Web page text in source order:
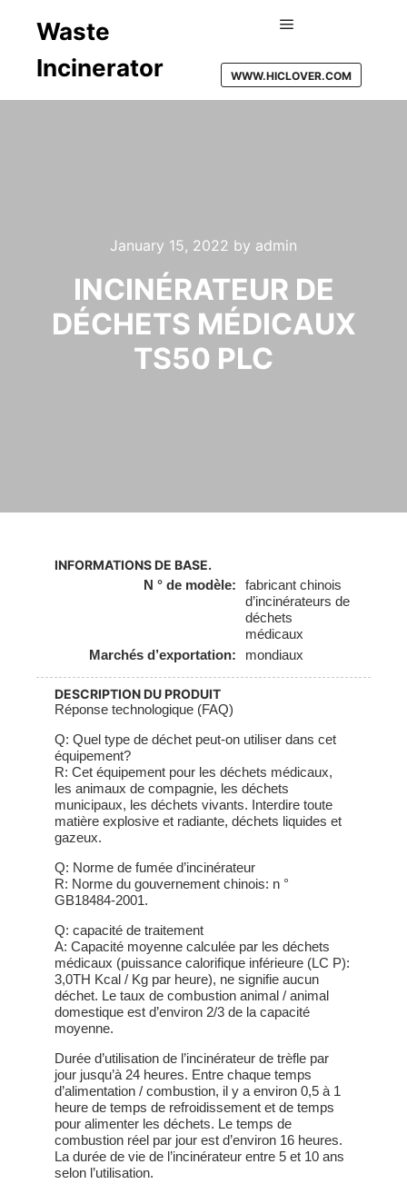
Waste
Incinerator
WWW.HICLOVER.COM
January 15, 2022 by admin
INCINÉRATEUR DE
DÉCHETS MÉDICAUX
TS50 PLC
INFORMATIONS DE BASE.
N ° de modèle:
fabricant chinois
d’incinérateurs de
déchets
médicaux
Marchés d’exportation:
mondiaux
DESCRIPTION DU PRODUIT
Réponse technologique (FAQ)
Q: Quel type de déchet peut-on utiliser dans cet
équipement?
R: Cet équipement pour les déchets médicaux,
les animaux de compagnie, les déchets
municipaux, les déchets vivants. Interdire toute
matière explosive et radiante, déchets liquides et
gazeux.
Q: Norme de fumée d’incinérateur
R: Norme du gouvernement chinois: n °
GB18484-2001.
Q: capacité de traitement
A: Capacité moyenne calculée par les déchets
médicaux (puissance calorifique inférieure (LC P):
3,0TH Kcal / Kg par heure), ne signifie aucun
déchet. Le taux de combustion animal / animal
domestique est d’environ 2/3 de la capacité
moyenne.
Durée d’utilisation de l’incinérateur de trèfle par
jour jusqu’à 24 heures. Entre chaque temps
d’alimentation / combustion, il y a environ 0,5 à 1
heure de temps de refroidissement et de temps
pour alimenter les déchets. Le temps de
combustion réel par jour est d’environ 16 heures.
La durée de vie de l’incinérateur entre 5 et 10 ans
selon l’utilisation.